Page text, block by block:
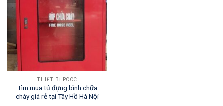
THIẾT BỊ PCCC
Tìm mua tủ đựng bình chữa
cháy giá rẻ tại Tây Hồ Hà Nội